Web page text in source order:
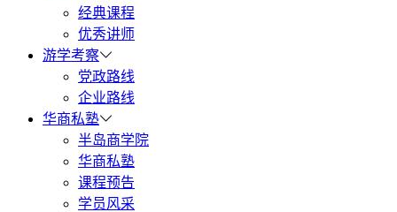
经典课程
优秀讲师
游学考察
党政路线
企业路线
华商私塾
半岛商学院
华商私塾
课程预告
学员风采